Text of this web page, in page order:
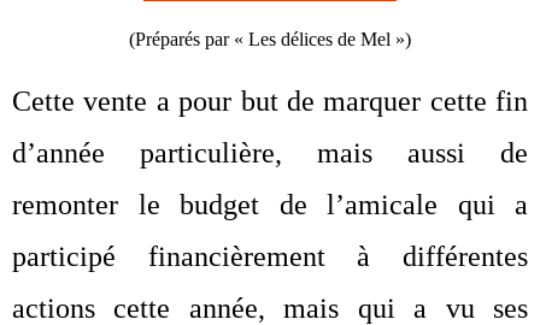
(Préparés par « Les délices de Mel »)
Cette vente a pour but de marquer cette fin
d’année particulière, mais aussi de
remonter le budget de l’amicale qui a
participé financièrement à différentes
actions cette année, mais qui a vu ses